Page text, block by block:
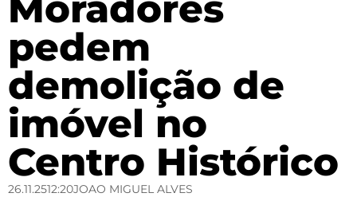
pedem
demolição de
imóvel no
Centro Histórico
26.11.2512:20JOAO MIGUEL ALVES